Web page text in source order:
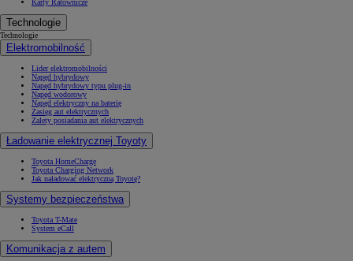
Karty Ratownicze
Technologie
Technologie
Elektromobilność
Lider elektromobilności
Napęd hybrydowy
Napęd hybrydowy typu plug-in
Napęd wodorowy
Napęd elektryczny na baterię
Zasięg aut elektrycznych
Zalety posiadania aut elektrycznych
Ładowanie elektrycznej Toyoty
Toyota HomeCharge
Toyota Charging Network
Jak naładować elektryczną Toyotę?
Systemy bezpieczeństwa
Toyota T-Mate
System eCall
Komunikacja z autem